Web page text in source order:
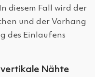
diesem Fall wird der
und der Vorhang
des Einlaufens
Nähte